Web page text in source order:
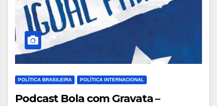
POLÍTICA BRASILEIRA POLÍTICA INTERNACIONAL
Podcast Bola com Gravata –